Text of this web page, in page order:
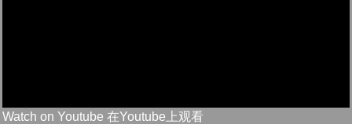
Watch on Youtube 在Youtube上观看